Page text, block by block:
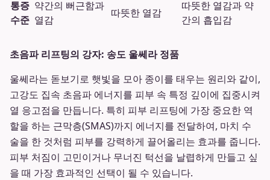
통증
수준
약간의 뻐근함과
열감
따뜻한 열감
따뜻한 열감과 약
간의 흡입감
초음파 리프팅의 강자: 송도 울쎄라 정품
울쎄라는 돋보기로 햇빛을 모아 종이를 태우는 원리와 같이,
고강도 집속 초음파 에너지를 피부 속 특정 깊이에 집중시켜
열 응고점을 만듭니다. 특히 피부 리프팅에 가장 중요한 역
할을 하는 근막층(SMAS)까지 에너지를 전달하여, 마치 수
술을 한 것처럼 피부를 강력하게 끌어올리는 효과를 줍니다.
피부 처짐이 고민이거나 무너진 턱선을 날렵하게 만들고 싶
을 때 가장 효과적인 선택이 될 수 있습니다.